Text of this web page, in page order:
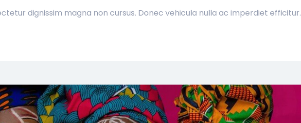
dignissim magna non cursus. Donec vehicula nulla ac imperdiet efficitur.